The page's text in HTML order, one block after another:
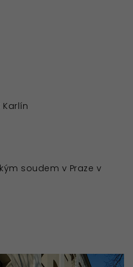
Karlín
soudem v Praze v